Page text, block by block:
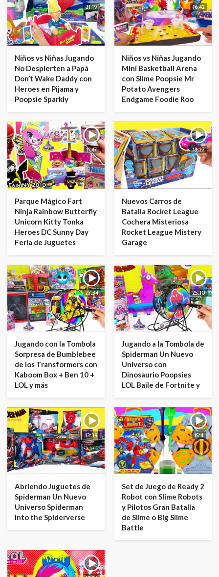
21:19
Niños vs Niñas Jugando
No Despierten a Papá
Don’t Wake Daddy con
Heroes en Pijama y
Poopsie Sparkly
16:42
Niños vs Niñas Jugando
Mini Basketball Arena
con Slime Poopsie Mr
Potato Avengers
Endgame Foodie Roo
11:47
Parque Mágico Fart
Ninja Rainbow Butterfly
Unicorn Kitty Tonka
Heroes DC Sunny Day
Feria de Juguetes
13:23
Nuevos Carros de
Batalla Rocket League
Cochera Misteriosa
Rocket League Mistery
Garage
23:34
Jugando con la Tombola
Sorpresa de Bumblebee
de los Transformers con
Kaboom Box + Ben 10 +
LOL y más
25:10
Jugando a la Tombola de
Spiderman Un Nuevo
Universo con
Dinosaurio Poopsies
LOL Baile de Fortnite y
13:39
Abriendo Juguetes de
Spiderman Un Nuevo
Universo Spiderman
Into the Spiderverse
15:4
Set de Juego de Ready 2
Robot con Slime Robots
y Pilotos Gran Batalla
de Slime o Big Slime
Battle